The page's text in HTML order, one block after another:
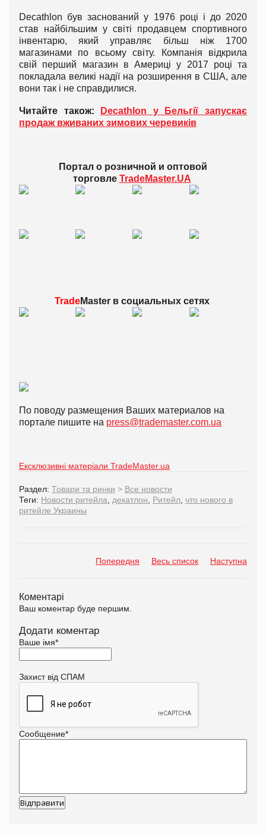
Decathlon був заснований у 1976 році і до 2020
став найбільшим у світі продавцем спортивного
інвентарю, який управляє більш ніж 1700
магазинами по всьому світу. Компанія відкрила
свій перший магазин в Америці у 2017 році та
покладала великі надії на розширення в США, але
вони так і не справдилися.
Читайте також:
Decathlon у Бельгії запускає
продаж вживаних зимових черевиків
Портал о розничной и оптовой
торговле TradeMaster.UA
TradeMaster всоциальных сетях
По поводу размещения Ваших материалов на
портале пишите на press@trademaster.com.ua
Ексклюзивні матеріали TradeMaster.ua
Раздел: Товари та ринки > Все новости
Теги: Новости ритейла декатлон Ритейл
что нового в
ритейле Украины
Попередня Весь список Наступна
Коментарі
Ваш коментар буде першим.
Додати коментар
Ваше імя*
Захист від СПАМ
Сообщение*